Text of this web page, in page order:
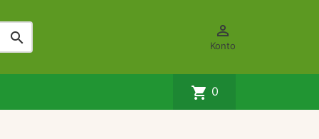
 
Konto
shopping_cart 0